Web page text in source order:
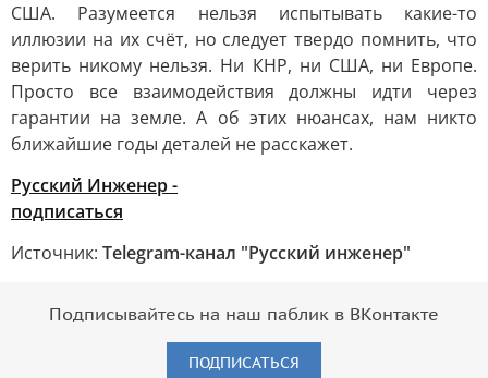
США. Разумеется нельзя испытывать какие-то
иллюзии на их счёт, но следует твердо помнить, что
верить никому нельзя. Ни КНР, ни США, ни Европе.
Просто все взаимодействия должны идти через
гарантии на земле. А об этих нюансах, нам никто
ближайшие годы деталей не расскажет.
Русский Инженер -
подписаться
Источник: Telegram-канал "Русский инженер"
Подписывайтесь на наш паблик в ВКонтакте
ПОДПИСАТЬСЯ